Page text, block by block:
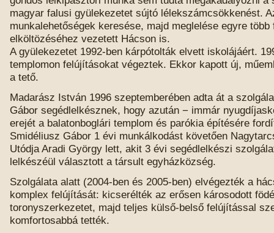
magyar falusi gyülekezetet sújtó lélekszámcsökkenést.
munkalehetőségek keresése, majd meglelése egyre több
elköltözéséhez vezetett Hácson is.
A gyülekezetet 1992-ben kárpótolták elvett iskolájáért.
templomon felújításokat végeztek. Ekkor kapott új,
a tető.
Madarász István 1996 szeptemberében adta át a
Gábor segédlelkésznek, hogy azután − immár
erejét a balatonboglári templom és parókia építésére
Smidéliusz Gábor 1 évi munkálkodást követően
Utódja Aradi György lett, akit 3 évi segédlelkészi
lelkészéül választott a társult egyházközség.
Szolgálata alatt (2004-ben és 2005-ben) elvégezték a
komplex felújítását: kicserélték az erősen károsodott
toronyszerkezetet, majd teljes külső-belső felújítással
komfortosabbá tették.